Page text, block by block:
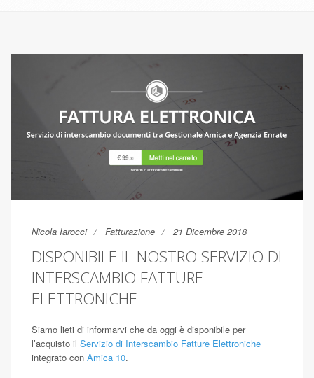
Nicola Iarocci Fatturazione 21 Dicembre 2018
DISPONIBILE IL NOSTRO SERVIZIO DI
INTERSCAMBIO FATTURE
ELETTRONICHE
Siamo lieti di informarvi che da oggi è disponibile per
l’acquisto il Servizio di Interscambio Fatture Elettroniche
integrato con Amica 10.